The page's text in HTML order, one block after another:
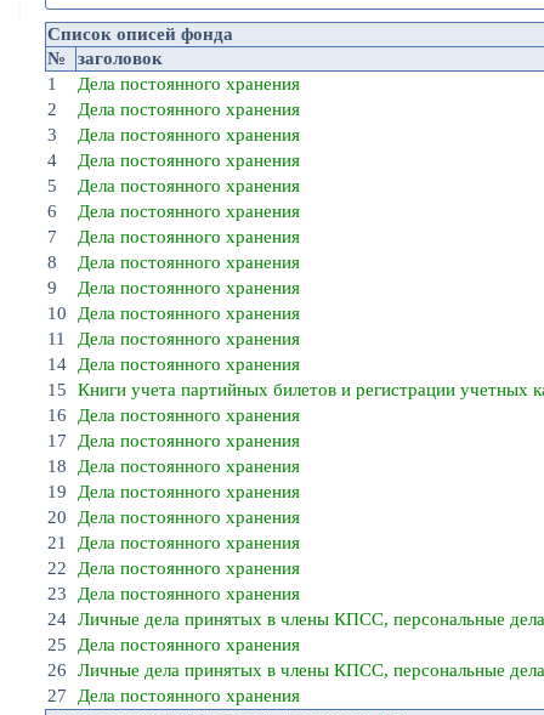
Список описей фонда
№
заголовок
1
Дела постоянного хранения
2
Дела постоянного хранения
3
Дела постоянного хранения
4
Дела постоянного хранения
5
Дела постоянного хранения
6
Дела постоянного хранения
7
Дела постоянного хранения
8
Дела постоянного хранения
9
Дела постоянного хранения
10
Дела постоянного хранения
11
Дела постоянного хранения
14
Дела постоянного хранения
15
Книги учета партийных билетов и регистрации учетных
16
Дела постоянного хранения
17
Дела постоянного хранения
18
Дела постоянного хранения
19
Дела постоянного хранения
20
Дела постоянного хранения
21
Дела постоянного хранения
22
Дела постоянного хранения
23
Дела постоянного хранения
24 Личные дела принятых в члены КПСС, персональные дела
25
Дела постоянного хранения
26
Личные дела принятых в члены КПСС, персональные дела
27
Дела постоянного хранения